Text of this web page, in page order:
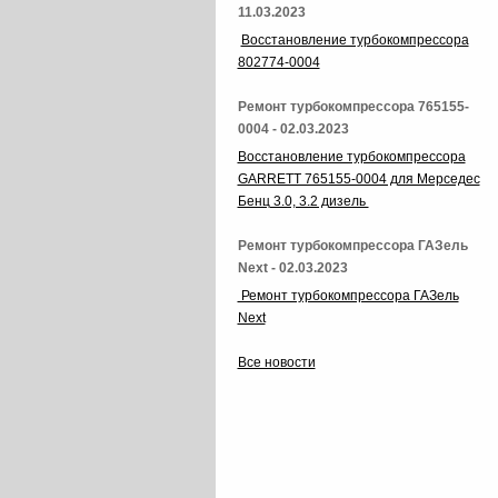
11.03.2023
Восстановление турбокомпрессора
802774-0004
Ремонт турбокомпрессора 765155-
0004 - 02.03.2023
Восстановление турбокомпрессора
GARRETT 765155-0004 для Мерседес
Бенц 3.0, 3.2 дизель
Ремонт турбокомпрессора ГАЗель
Next - 02.03.2023
Ремонт турбокомпрессора ГАЗель
Next
Все новости